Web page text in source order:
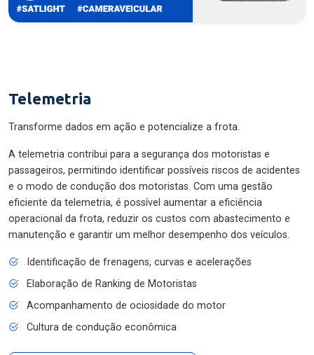
Telemetria
Transforme dados em ação e potencialize a frota.
A telemetria contribui para a segurança dos motoristas e
passageiros, permitindo identificar possíveis riscos de acidentes
e o modo de condução dos motoristas. Com uma gestão
eficiente da telemetria, é possível aumentar a eficiência
operacional da frota, reduzir os custos com abastecimento e
manutenção e garantir um melhor desempenho dos veículos.
Identificação de frenagens, curvas e acelerações
Elaboração de Ranking de Motoristas
Acompanhamento de ociosidade do motor
Cultura de condução econômica